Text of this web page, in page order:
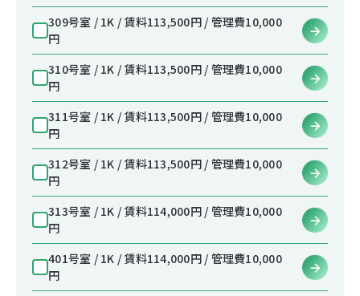
309号室 / 1K / 賃料113,500円 / 管理費10,000
円
310号室 / 1K / 賃料113,500円 / 管理費10,000
円
311号室 / 1K / 賃料113,500円 / 管理費10,000
円
312号室 / 1K / 賃料113,500円 / 管理費10,000
円
313号室 / 1K / 賃料114,000円 / 管理費10,000
円
401号室 / 1K / 賃料114,000円 / 管理費10,000
円